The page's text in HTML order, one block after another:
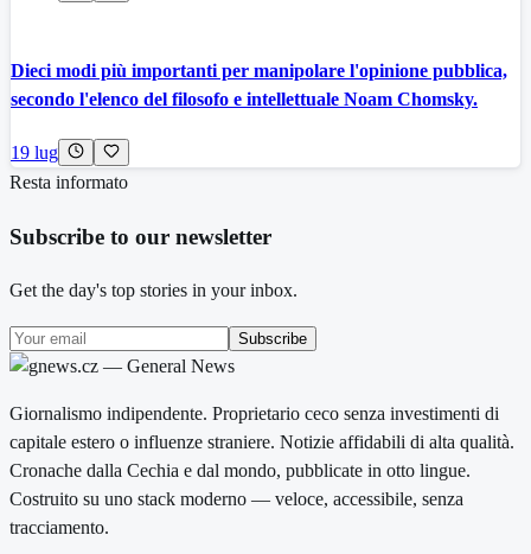
Dieci modi più importanti per manipolare l'opinione pubblica,
secondo l'elenco del filosofo e intellettuale Noam Chomsky.
19 lug
Resta informato
Subscribe to our newsletter
Get the day's top stories in your inbox.
Subscribe
Giornalismo indipendente. Proprietario ceco senza investimenti di
capitale estero o influenze straniere. Notizie affidabili di alta qualità.
Cronache dalla Cechia e dal mondo, pubblicate in otto lingue.
Costruito su uno stack moderno — veloce, accessibile, senza
tracciamento.